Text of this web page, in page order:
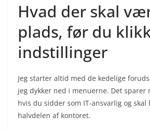
Hvad der skal
plads, før du
indstillinger
Jeg starter altid med de kedelige
jeg dykker ned i menuerne. Det
hvis du sidder som IT-ansvarlig og
halvdelen af kontoret.